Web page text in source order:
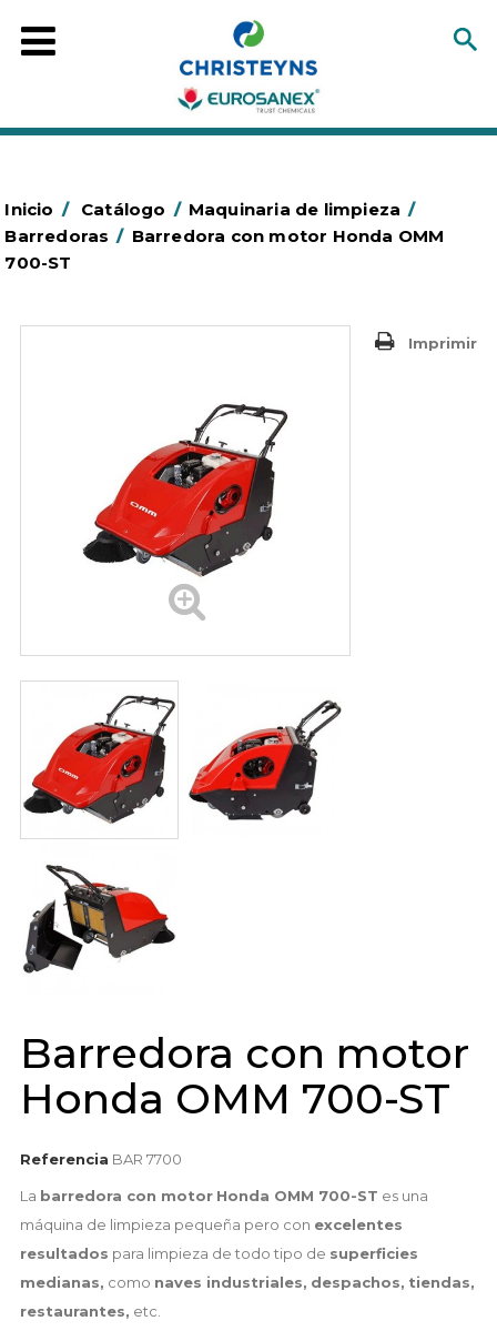
Inicio / Catálogo / Maquinaria de limpieza /
Barredoras / Barredora con motor Honda OMM
700-ST
Imprimir
Barredora con motor
Honda OMM 700-ST
Referencia BAR 7700
La barredora con motor Honda OMM 700-ST es una
máquina de limpieza pequeña pero con excelentes
resultados para limpieza de todo tipo de superficies
medianas, como naves industriales, despachos, tiendas,
restaurantes, etc.